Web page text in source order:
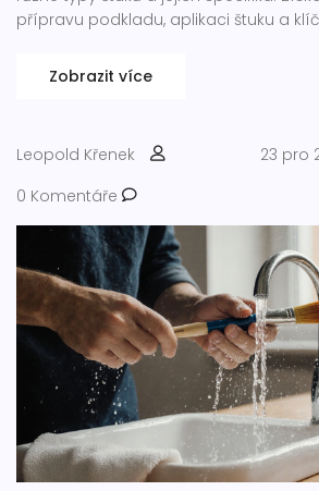
přípravu podkladu, aplikaci štuku a
pro vaší domácnost.
Zobrazit více
Leopold Křenek
23 pro
0 Komentáře